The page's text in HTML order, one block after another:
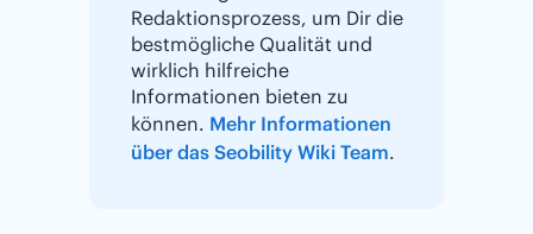
Redaktionsprozess, um Dir die
bestmögliche Qualität und
wirklich hilfreiche
Informationen bieten zu
können. Mehr Informationen
über das Seobility Wiki Team.